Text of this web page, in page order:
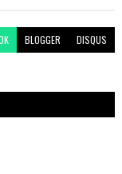
BLOGGER DISQUS